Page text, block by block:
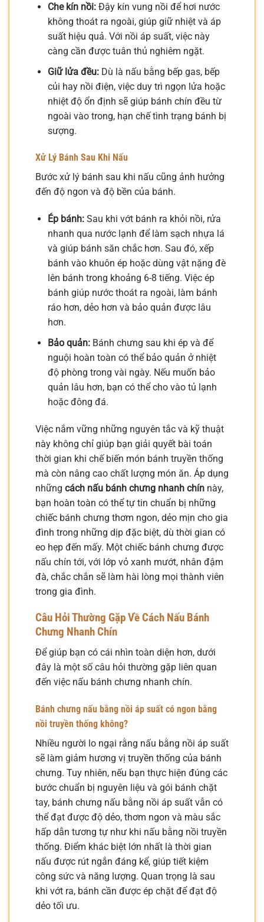
Che kín nồi:Đậy kín vung nồi để hơi nước
không thoát ra ngoài, giúp giữ nhiệt và áp
suất hiệu quả. Với nồi áp suất, việc này
càng cần được tuân thủ nghiêm ngặt.
Giữ lửa đều:Dù là nấu bằng bếp gas, bếp
củi hay nồi điện, việc duy trì ngọn lửa hoặc
nhiệt độ ổn định sẽ giúp bánh chín đều từ
ngoài vào trong, hạn chế tình trạng bánh bị
sượng.
Xử Lý Bánh Sau Khi Nấu
Bước xử lý bánh sau khi nấu cũng ảnh hưởng
đến độ ngon và độ bền của bánh.
Ép bánh:Sau khi vớt bánh ra khỏi nồi, rửa
nhanh qua nước lạnh để làm sạch nhựa lá
và giúp bánh săn chắc hơn. Sau đó, xếp
bánh vào khuôn ép hoặc dùng vật nặng đè
lên bánh trong khoảng 6-8 tiếng. Việc ép
bánh giúp nước thoát ra ngoài, làm bánh
ráo hơn, dẻo hơn và bảo quản được lâu
hơn.
Bảo quản:Bánh chưng sau khi ép và để
nguội hoàn toàn có thể bảo quản ở nhiệt
độ phòng trong vài ngày. Nếu muốn bảo
quản lâu hơn, bạn có thể cho vào tủ lạnh
hoặc đông đá.
Việc nắm vững những nguyên tắc và kỹ thuật
này không chỉ giúp bạn giải quyết bài toán
thời gian khi chế biến món bánh truyền thống
mà còn nâng cao chất lượng món ăn. Áp dụng
những cách nấu bánh chưng nhanh chín này,
bạn hoàn toàn có thể tự tin chuẩn bị những
chiếc bánh chưng thơm ngon, dẻo mịn cho gia
đình trong những dịp đặc biệt, dù thời gian có
eo hẹp đến mấy. Một chiếc bánh chưng được
nấu chín tới, với lớp vỏ xanh mướt, nhân đậm
đà, chắc chắn sẽ làm hài lòng mọi thành viên
trong gia đình.
Câu Hỏi Thường Gặp Về Cách Nấu Bánh
Chưng Nhanh Chín
Để giúp bạn có cái nhìn toàn diện hơn, dưới
đây là một số câu hỏi thường gặp liên quan
đến việc nấu bánh chưng nhanh chín.
Bánh chưng nấu bằng nồi áp suất có ngon bằng
nồi truyền thống không?
Nhiều người lo ngại rằng nấu bằng nồi áp suất
sẽ làm giảm hương vị truyền thống của bánh
chưng. Tuy nhiên, nếu bạn thực hiện đúng các
bước chuẩn bị nguyên liệu và gói bánh chặt
tay, bánh chưng nấu bằng nồi áp suất vẫn có
thể đạt được độ dẻo, thơm ngon và màu sắc
hấp dẫn tương tự như khi nấu bằng nồi truyền
thống. Điểm khác biệt lớn nhất là thời gian
nấu được rút ngắn đáng kể, giúp tiết kiệm
công sức và năng lượng. Quan trọng là sau
khi vớt ra, bánh cần được ép chặt để đạt độ
dẻo tối ưu.